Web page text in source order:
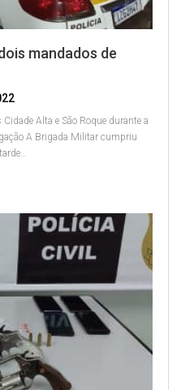
mandados de
Alta e São Roque durante a
A Brigada Militar cumpriu
…